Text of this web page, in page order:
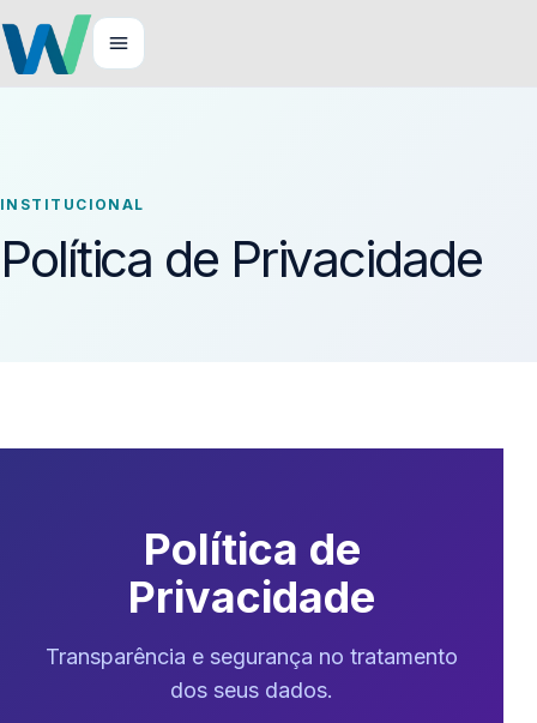
INSTITUCIONAL
Política de Privacidade
Política de
Privacidade
Transparência e segurança no tratamento
dos seus dados.